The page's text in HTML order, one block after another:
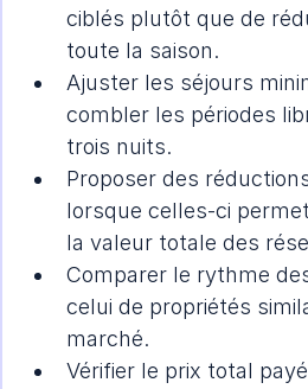
ciblés plutôt que de
toute la saison.
Ajuster les séjours
combler les périodes
trois nuits.
Proposer des
lorsque celles-ci
la valeur totale des
Comparer le rythme
celui de propriétés
marché.
Vérifier le prix total